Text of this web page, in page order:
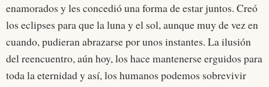
enamorados y les concedió una forma de estar juntos. Creó
los eclipses para que la luna y el sol, aunque muy de vez en
cuando, pudieran abrazarse por unos instantes. La ilusión
del reencuentro, aún hoy, los hace mantenerse erguidos para
toda la eternidad y así, los humanos podemos sobrevivir